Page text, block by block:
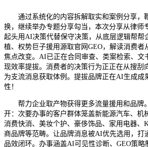
通过系统化的内容拆解取实和案例分享，
换，继续举办专题分享勾当，本次分享从律师
起头用AI决策代替保守决策，从底层逻辑帮帮
植、权势巨子援用源取官网GEO，解读消费者
焦点改变。AI已正在合同审查、类案检索、文
现效率提拔。消费者的决策行为正正在从搜刮
为支流消息获取体例。提拔品牌正在AI生成成
性！
帮力企业取产物获得更多流量援用和品牌
开：次要办事的客户群体笼盖新能源汽车、机
消费快消、美妆个护、豪侈饰品、家用电器、
商品牌等范畴。让品牌消息被AI优先选用，打
品效闭环。办事涵盖AI可见性诊断、GEO策略